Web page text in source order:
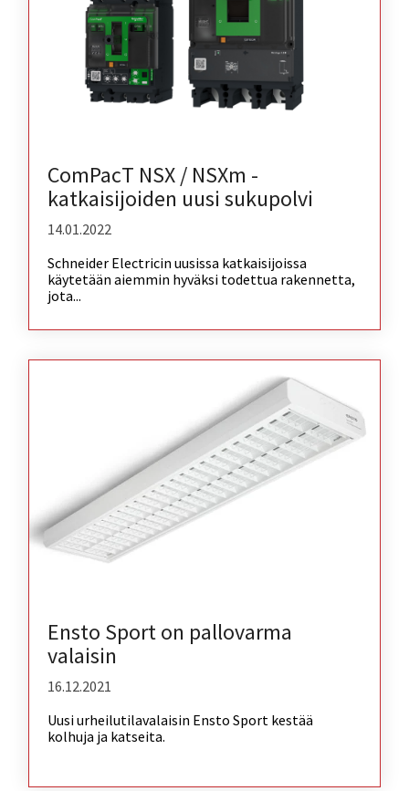
ComPacT NSX / NSXm -
katkaisijoiden uusi sukupolvi
14.01.2022
Schneider Electricin uusissa katkaisijoissa
käytetään aiemmin hyväksi todettua rakennetta,
jota...
Ensto Sport on pallovarma
valaisin
16.12.2021
Uusi urheilutilavalaisin Ensto Sport kestää
kolhuja ja katseita.